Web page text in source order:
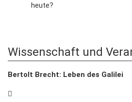
heute?
Wissenschaft und
Bertolt Brecht: Leben des Galilei